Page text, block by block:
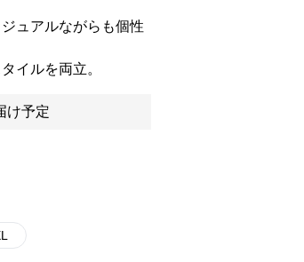
ュアルながらも個性
イルを両立。
け予定